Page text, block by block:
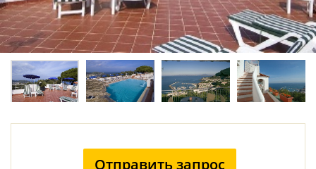
Отправить запрос